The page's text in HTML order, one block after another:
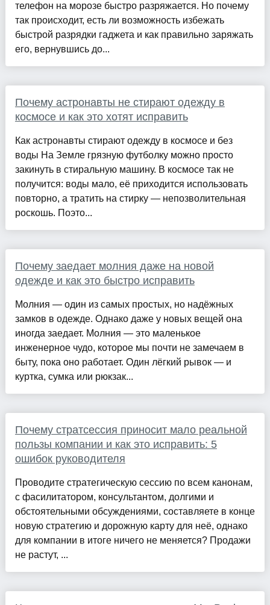
телефон на морозе быстро разряжается. Но почему
так происходит, есть ли возможность избежать
быстрой разрядки гаджета и как правильно заряжать
его, вернувшись до...
Почему астронавты не стирают одежду в
космосе и как это хотят исправить
Как астронавты стирают одежду в космосе и без
воды На Земле грязную футболку можно просто
закинуть в стиральную машину. В космосе так не
получится: воды мало, её приходится использовать
повторно, а тратить на стирку — непозволительная
роскошь. Поэто...
Почему заедает молния даже на новой
одежде и как это быстро исправить
Молния — один из самых простых, но надёжных
замков в одежде. Однако даже у новых вещей она
иногда заедает. Молния — это маленькое
инженерное чудо, которое мы почти не замечаем в
быту, пока оно работает. Один лёгкий рывок — и
куртка, сумка или рюкзак...
Почему стратсессия приносит мало реальной
пользы компании и как это исправить: 5
ошибок руководителя
Проводите стратегическую сессию по всем канонам,
с фасилитатором, консультантом, долгими и
обстоятельными обсуждениями, составляете в конце
новую стратегию и дорожную карту для неё, однако
для компании в итоге ничего не меняется? Продажи
не растут, ...